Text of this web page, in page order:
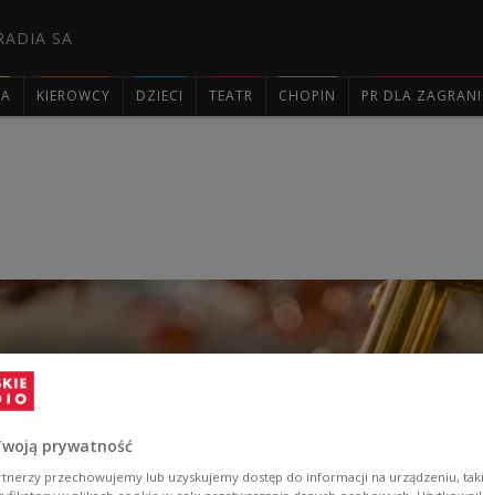
SA
KIEROWCY DZIECI TEATR CHOPIN PR DLA
prywatność
przechowujemy lub uzyskujemy dostęp do informacji na urządzeniu,